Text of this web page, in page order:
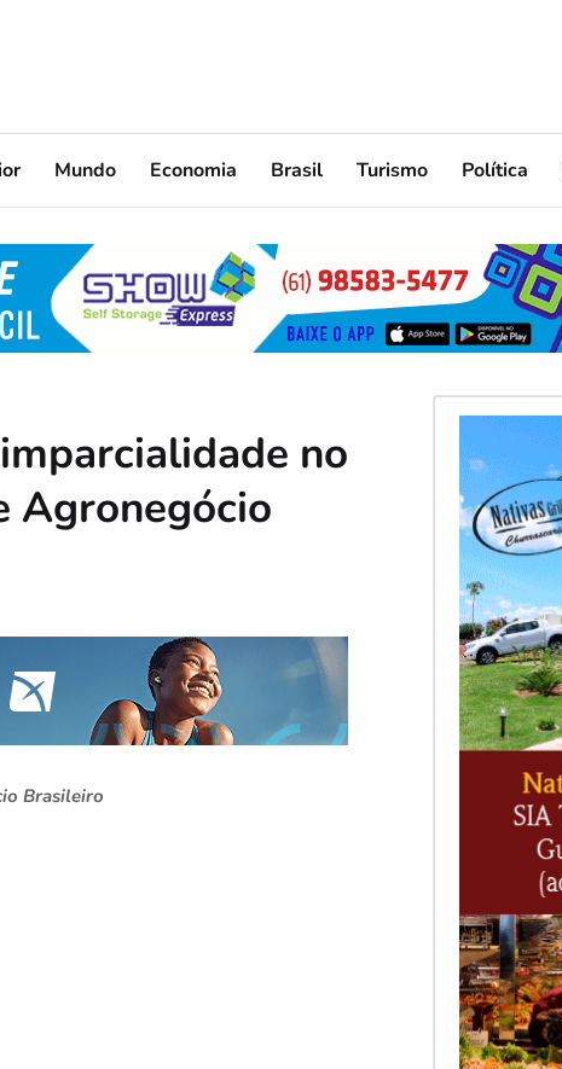
Mundo Economia Brasil Turismo Política
no
Agronegócio
Brasileiro